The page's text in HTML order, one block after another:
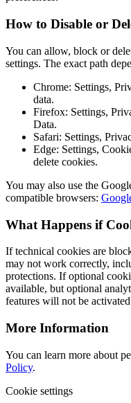
How to Disable or
You can allow, block or
settings. The exact path
Chrome: Settings,
data.
Firefox: Settings,
Data.
Safari: Settings,
Edge: Settings,
delete cookies.
You may also use the
compatible browsers:
What Happens if
If technical cookies are
may not work correctly,
protections. If optional
available, but optional
features will not be
More Information
You can learn more about
Policy.
Cookie settings